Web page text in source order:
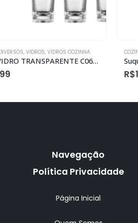
, VIDROS
De Vidro Royal 5 Litros
R$
Navegação
Política Privacidade
Página Inicial